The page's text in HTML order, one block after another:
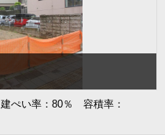
ぺい率：80％ 容積率：